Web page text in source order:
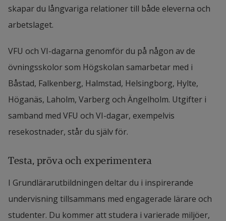
skapar du långvariga relationer till både eleverna och
arbetslaget.
VFU och VI-dagarna genomför du på någon av de
övningsskolor som Högskolan samarbetar med i
Båstad, Falkenberg, Halmstad, Helsingborg, Hylte,
Höganäs, Laholm, Varberg och Ängelholm. Utgifter i
samband med VFU och VI-dagar, exempelvis
resekostnader, står du själv för.
Testa, pröva och experimentera
I Grundlärarutbildningen deltar du i inspirerande
undervisning tillsammans med engagerade lärare och
studenter. Du kommer att studera i varierade miljöer,